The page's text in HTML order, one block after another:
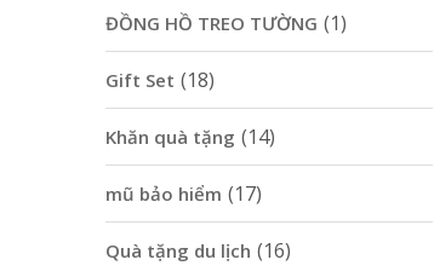
ĐỒNG HỒ TREO TƯỜNG (1)
Gift Set (18)
Khăn quà tặng (14)
mũ bảo hiểm (17)
Quà tặng du lịch (16)